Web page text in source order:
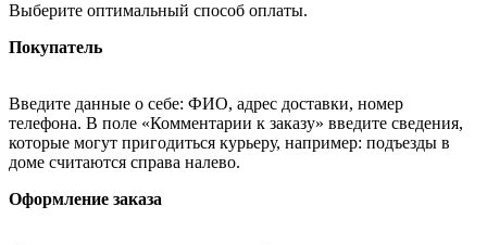
Выберите оптимальный способ оплаты.
Покупатель
Введите данные о себе: ФИО, адрес доставки, номер
телефона. В поле «Комментарии к заказу» введите сведения,
которые могут пригодиться курьеру, например: подъезды в
доме считаются справа налево.
Оформление заказа